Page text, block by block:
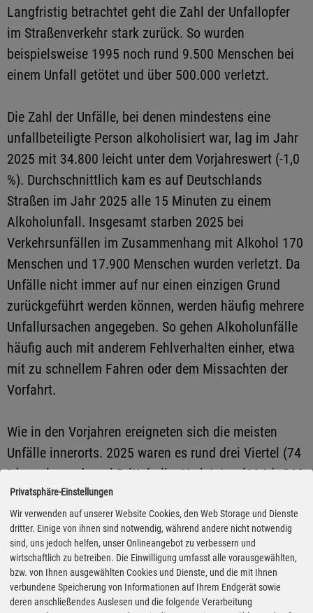
Langfristig betrachtet geht die Zahl der Unfallopfer
im Straßenverkehr stark zurück. So wurden
beispielsweise 1995 noch rund 9.500 Menschen bei
einem Unfall getötet und über 500.000 verletzt.
Die Zahl der Unfälle, bei denen mindestens eine
unfallbeteiligte Person alkoholisiert war, lag im Jahr
2025 mit 34.800 leicht unter dem Vorjahreswert (-1,0
%). Durchschnittlich kam es auf Deutschlands
Straßen im Jahr 2025 alle 15 Minuten zu einem
Alkoholunfall. Insgesamt starben 2025 bei
Verkehrsunfällen im Zusammenhang mit Alkohol 170
Menschen und 17.900 Menschen wurden verletzt. Da
Unfälle nicht immer auf nur einen einzigen Grund
zurückgeführt werden können, werden häufig mehrere
Unfallursachen angegeben. So gehen Alkoholunfälle
häufig auch mit anderem Fehlverhalten einher, etwa
mit zu schnellem Fahren oder dem Missachten der
Vorfahrt.
Wie in den Vorjahren ereigneten sich die meisten
Unfälle innerorts. 2025 waren es rund drei Viertel (74
%) sowie rund zwei Drittel aller Verletzten (66 %). 960
Menschen starben. Fast zwei Drittel waren mit dem
Fahrrad (285 Tote) oder zu Fuß (317) unterwegs. 42
Prozent der innerorts auf Fahrrädern Getöteten
kamen auf dem Pedelec ums Leben (119 Getötete),
etwas mehr als die Hälfte (58 %) auf einem Fahrrad
ohne Elektrounterstützung. 26 der insgesamt 33
Privatsphäre-Einstellungen
Wir verwenden auf unserer Website Cookies, den Web Storage und Dienste
dritter. Einige von ihnen sind notwendig, während andere nicht notwendig
sind, uns jedoch helfen, unser Onlineangebot zu verbessern und
wirtschaftlich zu betreiben. Die Einwilligung umfasst alle vorausgewählten,
bzw. von Ihnen ausgewählten Cookies und Dienste, und die mit Ihnen
verbundene Speicherung von Informationen auf Ihrem Endgerät sowie
deren anschließendes Auslesen und die folgende Verarbeitung